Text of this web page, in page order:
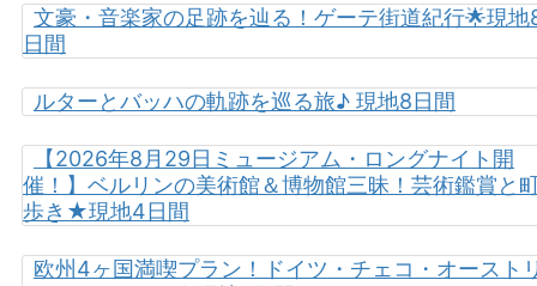
文豪・音楽家の足跡を辿る！ゲーテ街道紀行🌟現地
日間
ルターとバッハの軌跡を巡る旅♪ 現地8日間
【2026年8月29日ミュージアム・ロングナイト開
催！】ベルリンの美術館＆博物館三昧！芸術鑑賞と
歩き★現地4日間
欧州4ヶ国満喫プラン！ドイツ・チェコ・オースト